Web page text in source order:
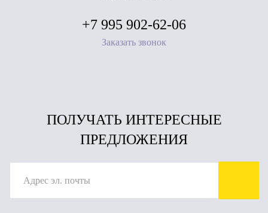
+7 995 902-62-06
Заказать звонок
ПОЛУЧАТЬ ИНТЕРЕСНЫЕ
ПРЕДЛОЖЕНИЯ